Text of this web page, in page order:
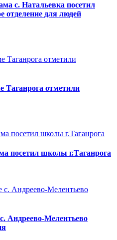
с. Натальевка посетил
отделение для людей
Таганрога отметили
посетил школы г.Таганрога
Андреево-Мелентьево